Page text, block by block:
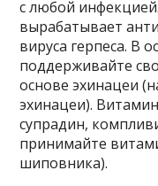
с любой
вырабатывает
вируса герпеса. В
поддерживайте
основе эхинацеи
эхинацеи).
супрадин,
принимайте
шиповника).